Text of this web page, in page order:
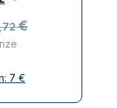
72 €
7 €